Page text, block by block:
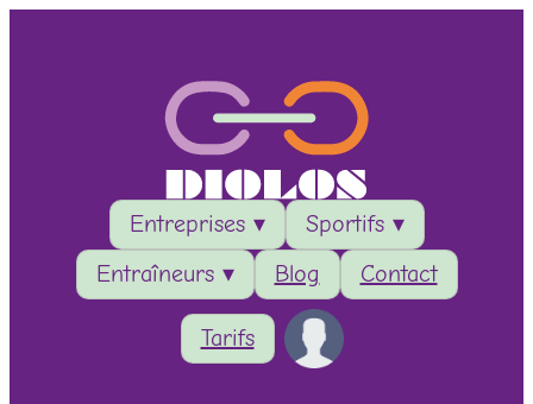
Entreprises ▾
Sportifs ▾
Entraîneurs ▾
Blog Contact
Tarifs